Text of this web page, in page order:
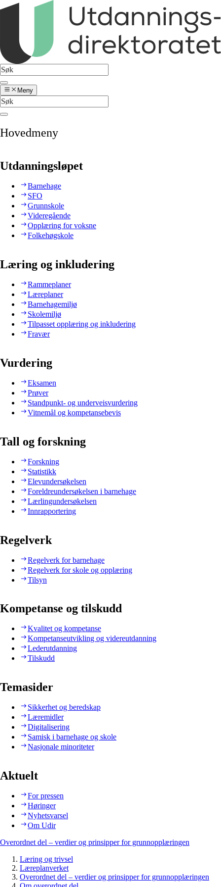
Meny
Hovedmeny
Utdanningsløpet
Barnehage
SFO
Grunnskole
Videregående
Opplæring for voksne
Folkehøgskole
Læring og inkludering
Rammeplaner
Læreplaner
Barnehagemiljø
Skolemiljø
Tilpasset opplæring og inkludering
Fravær
Vurdering
Eksamen
Prøver
Standpunkt- og underveisvurdering
Vitnemål og kompetansebevis
Tall og forskning
Forskning
Statistikk
Elevundersøkelsen
Foreldreundersøkelsen i barnehage
Lærlingundersøkelsen
Innrapportering
Regelverk
Regelverk for barnehage
Regelverk for skole og opplæring
Tilsyn
Kompetanse og tilskudd
Kvalitet og kompetanse
Kompetanseutvikling og videreutdanning
Lederutdanning
Tilskudd
Temasider
Sikkerhet og beredskap
Læremidler
Digitalisering
Samisk i barnehage og skole
Nasjonale minoriteter
Aktuelt
For pressen
Høringer
Nyhetsvarsel
Om Udir
Overordnet del – verdier og prinsipper for grunnopplæringen
Læring og trivsel
Læreplanverket
Overordnet del – verdier og prinsipper for grunnopplæringen